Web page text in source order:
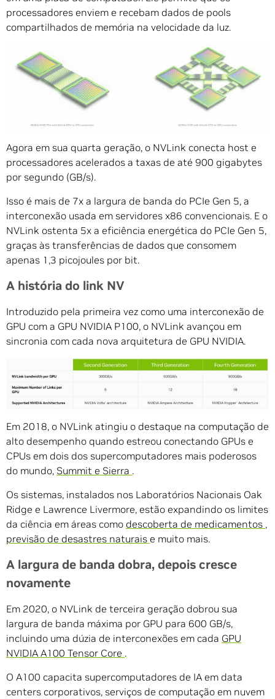
processadores enviem e recebam dados de pools
compartilhados de memória na velocidade da luz.
Agora em sua quarta geração, o NVLink conecta host e
processadores acelerados a taxas de até 900 gigabytes
por segundo (GB/s).
Isso é mais de 7x a largura de banda do PCIe Gen 5, a
interconexão usada em servidores x86 convencionais. E o
NVLink ostenta 5x a eficiência energética do PCIe Gen 5,
graças às transferências de dados que consomem
apenas 1,3 picojoules por bit.
A história do link NV
Introduzido pela primeira vez como uma interconexão de
GPU com a GPU NVIDIA P100, o NVLink avançou em
sincronia com cada nova arquitetura de GPU NVIDIA.
Em 2018, o NVLink atingiu o destaque na computação de
alto desempenho quando estreou conectando GPUs e
CPUs em dois dos supercomputadores mais poderosos
do mundo, Summit e Sierra .
Os sistemas, instalados nos Laboratórios Nacionais Oak
Ridge e Lawrence Livermore, estão expandindo os limites
da ciência em áreas como descoberta de medicamentos ,
previsão de desastres naturais e muito mais.
A largura de banda dobra, depois cresce
novamente
Em 2020, o NVLink de terceira geração dobrou sua
largura de banda máxima por GPU para 600 GB/s,
incluindo uma dúzia de interconexões em cada GPU
NVIDIA A100 Tensor Core .
O A100 capacita supercomputadores de IA em data
centers corporativos, serviços de computação em nuvem